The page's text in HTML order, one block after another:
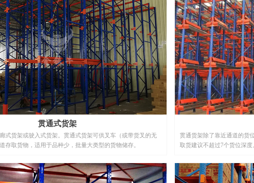
贯通式货架
式货架或驶入式货架。贯通式货架可供叉车（或带货叉的无
存取货物，适用于品种少，批量大类型的货物储存。
贯通货架除了靠近通道的货
取货建议不超过7个货位深
30%以上，贯通式货架（驶